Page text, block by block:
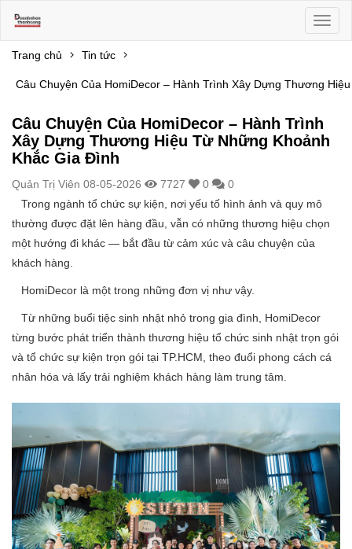
Trang chủ
Tin tức
Câu Chuyện Của HomiDecor – Hành Trình Xây Dựng Thương
Câu Chuyện Của HomiDecor – Hành Trình
Xây Dựng Thương Hiệu Từ Những Khoảnh
Khắc Gia Đình
Quản Trị Viên 08-05-2026 7727 0
0
Trong ngành tổ chức sự kiện, nơi yếu tố hình ảnh và quy mô
thường được đặt lên hàng đầu, vẫn có những thương hiệu chọn
một hướng đi khác — bắt đầu từ cảm xúc và câu chuyện của
khách hàng.
HomiDecor là một trong những đơn vị như vậy.
Từ những buổi tiệc sinh nhật nhỏ trong gia đình, HomiDecor
từng bước phát triển thành thương hiệu tổ chức sinh nhật trọn gói
và tổ chức sự kiện trọn gói tại TP.HCM, theo đuổi phong cách cá
nhân hóa và lấy trải nghiệm khách hàng làm trung tâm.